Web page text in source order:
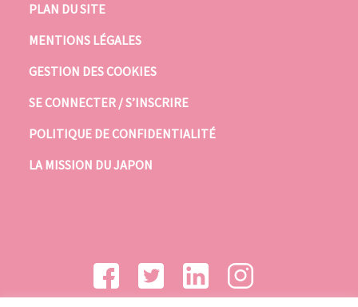
PLAN DU SITE
MENTIONS LÉGALES
GESTION DES COOKIES
SE CONNECTER / S’INSCRIRE
POLITIQUE DE CONFIDENTIALITÉ
LA MISSION DU JAPON